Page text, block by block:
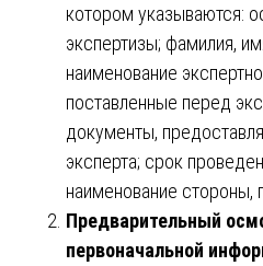
котором указываются:
экспертизы; фамилия,
наименование
поставленные перед
документы,
эксперта; срок
наименование стороны,
Предварительный
первоначальной